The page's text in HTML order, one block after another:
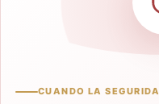
CUANDO LA